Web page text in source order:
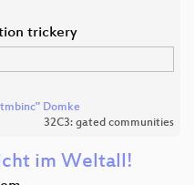
trickery
Domke
32C3: gated communities
im Weltall!